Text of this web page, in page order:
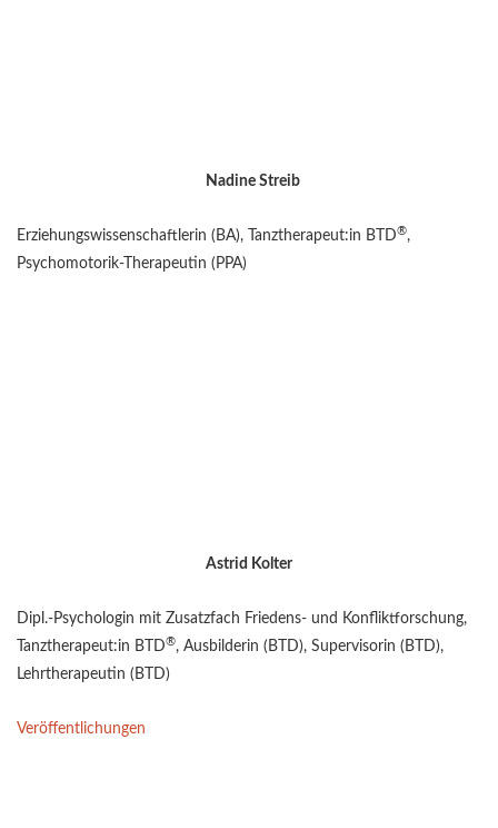
Nadine Streib
Erziehungswissenschaftlerin (BA), Tanztherapeut:in BTD®,
Psychomotorik-Therapeutin (PPA)
Astrid Kolter
Dipl.-Psychologin mit Zusatzfach Friedens- und Konfliktforschung,
Tanztherapeut:in BTD®, Ausbilderin (BTD), Supervisorin (BTD),
Lehrtherapeutin (BTD)
Veröffentlichungen